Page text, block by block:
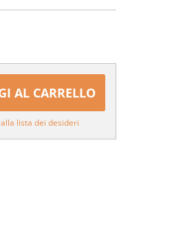
AL CARRELLO
lista dei desideri